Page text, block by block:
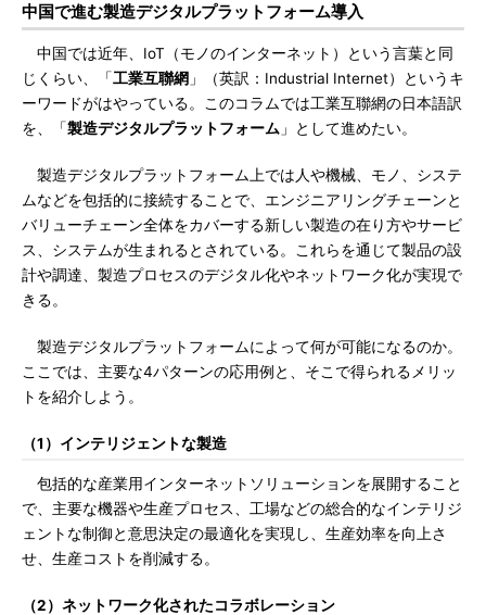
中国で進む製造デジタルプラットフォーム導入
中国では近年、IoT（モノのインターネット）という言葉と同
じくらい、「工業互聯網 」（英訳：Industrial Internet）というキ
ーワードがはやっている。このコラムでは工業互聯網の日本語訳
を、「製造デジタルプラットフォーム 」として進めたい。
製造デジタルプラットフォーム上では人や機械、モノ、システ
ムなどを包括的に接続することで、エンジニアリングチェーンと
バリューチェーン全体をカバーする新しい製造の在り方やサービ
ス、システムが生まれるとされている。これらを通じて製品の設
計や調達、製造プロセスのデジタル化やネットワーク化が実現で
きる。
製造デジタルプラットフォームによって何が可能になるのか。
ここでは、主要な4パターンの応用例と、そこで得られるメリッ
トを紹介しよう。
（1）インテリジェントな製造
包括的な産業用インターネットソリューションを展開すること
で、主要な機器や生産プロセス、工場などの総合的なインテリジ
ェントな制御と意思決定の最適化を実現し、生産効率を向上さ
せ、生産コストを削減する。
（2）ネットワーク化されたコラボレーション